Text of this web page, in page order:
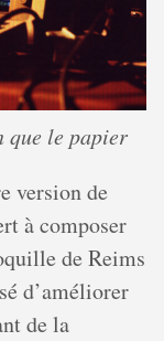
que le papier
version de
à composer
de Reims
d’améliorer
de la